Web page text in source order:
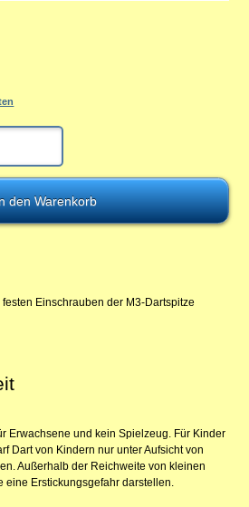
Einschrauben der M3-Dartspitze
Erwachsene und kein Spielzeug. Für Kinder
Dart von Kindern nur unter Aufsicht von
Außerhalb der Reichweite von kleinen
eine Erstickungsgefahr darstellen.